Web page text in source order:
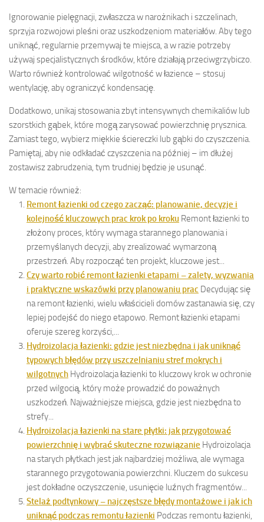
Ignorowanie pielęgnacji, zwłaszcza w narożnikach i szczelinach,
sprzyja rozwojowi pleśni oraz uszkodzeniom materiałów. Aby tego
uniknąć, regularnie przemywaj te miejsca, a w razie potrzeby
używaj specjalistycznych środków, które działają przeciwgrzybiczo.
Warto również kontrolować wilgotność w łazience – stosuj
wentylację, aby ograniczyć kondensację.
Dodatkowo, unikaj stosowania zbyt intensywnych chemikaliów lub
szorstkich gąbek, które mogą zarysować powierzchnię prysznica.
Zamiast tego, wybierz miękkie ściereczki lub gąbki do czyszczenia.
Pamiętaj, aby nie odkładać czyszczenia na później – im dłużej
zostawisz zabrudzenia, tym trudniej będzie je usunąć.
W temacie również:
Remont łazienki od czego zacząć: planowanie, decyzje i
kolejność kluczowych prac krok po kroku Remont łazienki to
złożony proces, który wymaga starannego planowania i
przemyślanych decyzji, aby zrealizować wymarzoną
przestrzeń. Aby rozpocząć ten projekt, kluczowe jest...
Czy warto robić remont łazienki etapami – zalety, wyzwania
i praktyczne wskazówki przy planowaniu prac Decydując się
na remont łazienki, wielu właścicieli domów zastanawia się, czy
lepiej podejść do niego etapowo. Remont łazienki etapami
oferuje szereg korzyści,...
Hydroizolacja łazienki: gdzie jest niezbędna i jak uniknąć
typowych błędów przy uszczelnianiu stref mokrych i
wilgotnych Hydroizolacja łazienki to kluczowy krok w ochronie
przed wilgocią, który może prowadzić do poważnych
uszkodzeń. Najważniejsze miejsca, gdzie jest niezbędna to
strefy...
Hydroizolacja łazienki na stare płytki: jak przygotować
powierzchnię i wybrać skuteczne rozwiązanie Hydroizolacja
na starych płytkach jest jak najbardziej możliwa, ale wymaga
starannego przygotowania powierzchni. Kluczem do sukcesu
jest dokładne oczyszczenie, usunięcie luźnych fragmentów...
Stelaż podtynkowy – najczęstsze błędy montażowe i jak ich
uniknąć podczas remontu łazienki Podczas remontu łazienki,